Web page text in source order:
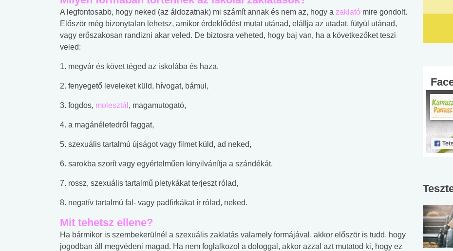
A legfontosabb, hogy neked (az áldozatnak) mi számít annak és nem az, hogy a zaklató mire gondolt.
Először még bizonytalan lehetsz, amikor érdeklődést mutat utánad, elállja az utadat, fütyül utánad,
vagy erőszakosan randizni akar veled. De biztosra veheted, hogy baj van, ha a következőket teszi
veled:
1. megvár és követ téged az iskolába és haza,
2. fenyegető leveleket küld, hívogat, bámul,
3. fogdos, molesztál , magamutogató,
4. a magánéletedről faggat,
5. szexuális tartalmú újságot vagy filmet küld, ad neked,
6. sarokba szorít vagy egyértelműen kinyilvánítja a szándékát,
7. rossz, szexuális tartalmű pletykákat terjeszt rólad,
8. negatív tartalmú fal- vagy padfirkákat ír rólad, neked.
Mit tehetsz ellene?
Ha bármikor is szembekerülnél a szexuális zaklatás valamely formájával, akkor először is tudd, hogy
jogodban áll megvédeni magad. Ha nem foglalkozol a dologgal, akkor azzal azt mutatod ki, hogy ez